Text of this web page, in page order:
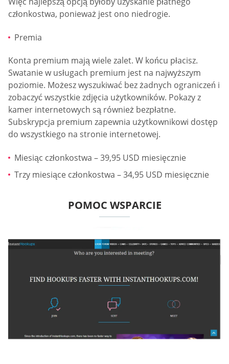
członkostwa, ponieważ jest ono niedrogie.
Premia
Konta premium mają wiele zalet. W końcu płacisz.
Swatanie w usługach premium jest na najwyższym
poziomie. Możesz wyszukiwać bez żadnych ograniczeń i
zobaczyć wszystkie zdjęcia użytkowników. Pokazy z
kamer internetowych są również bezpłatne.
Subskrypcja premium zapewnia użytkownikowi dostęp
do wszystkiego na stronie internetowej.
Miesiąc członkostwa – 39,95 USD miesięcznie
Trzy miesiące członkostwa – 34,95 USD miesięcznie
POMOC WSPARCIE